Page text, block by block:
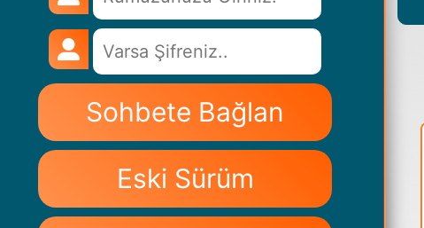
Sohbete Bağlan
Eski Sürüm